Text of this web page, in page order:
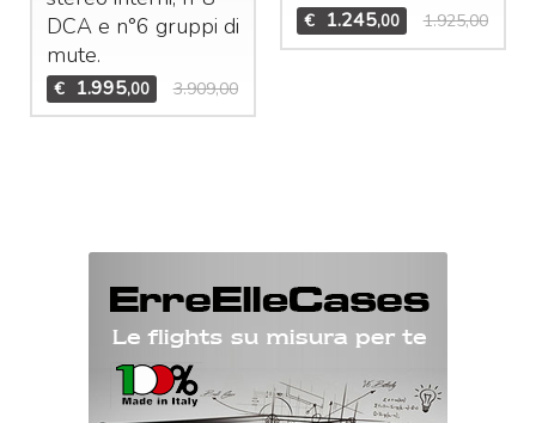
DCAe n°6 gruppi di
mute.
€ 1.995,00 3.909,00
€ 1.245,00 1.925,00